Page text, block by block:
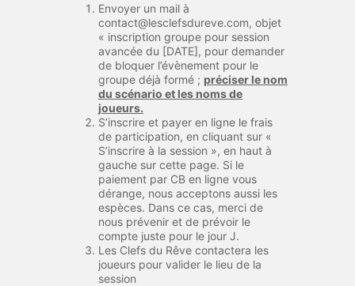
Envoyer un mail à
contact@lesclefsdureve.com, objet
« inscription groupe pour session
avancée du [DATE], pour demander
de bloquer l’évènement pour le
groupe déjà formé ; préciser le nom
du scénario et les noms de
joueurs.
S’inscrire et payer en ligne le frais
de participation, en cliquant sur «
S’inscrire à la session », en haut à
gauche sur cette page. Si le
paiement par CB en ligne vous
dérange, nous acceptons aussi les
espèces. Dans ce cas, merci de
nous prévenir et de prévoir le
compte juste pour le jour J.
Les Clefs du Rêve contactera les
joueurs pour valider le lieu de la
session